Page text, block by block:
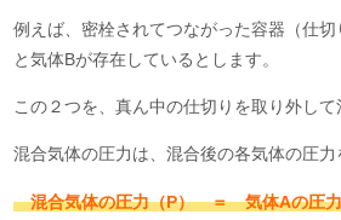
例えば、密栓されてつながった容器（仕
と気体Bが存在しているとします。
この２つを、真ん中の仕切りを取り外して
混合気体の圧力は、混合後の各気体の圧力
混合気体の圧力（P） ＝ 気体Aの圧